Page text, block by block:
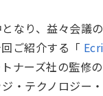
なり、益々会議
ご紹介する「
ナーズ社の監修
・テクノロジー